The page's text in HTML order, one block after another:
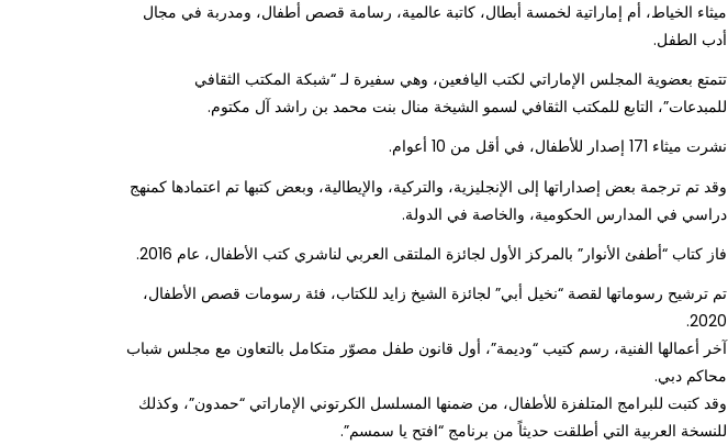
میثاء الخیاط، أم إماراتية لخمسة أبطال، كاتبة عالمیة، رسامة قصص أطفال، ومدربة في مجال
أدب الطفل.
تتمتع بعضوية المجلس الإماراتي لكتب الیافعین، وهي سفیرة لـ “شبكة المكتب الثقافي
للمبدعات”، التابع للمكتب الثقافي لسمو الشیخة منال بنت محمد بن راشد آل مكتوم.
نشرت میثاء 171 إصدار للأطفال، في أقل من 10 أعوام.
وقد تم ترجمة بعض إصداراتها إلى الإنجليزية، والتركية، والإيطالية، وبعض كتبها تم اعتمادها كمنھج
دراسي في المدارس الحكومية، والخاصة في الدولة.
فاز كتاب “أطفئ الأنوار” بالمركز الأول لجائزة الملتقى العربي لناشري كتب الأطفال، عام 2016.
تم ترشيح رسوماتها لقصة “نخیل أبي” لجائزة الشیخ زاید للكتاب، فئة رسومات قصص الأطفال،
2020.
آخر أعمالها الفنية، رسم كتيب “ودیمة”، أول قانون طفل مصوّر متكامل بالتعاون مع مجلس شباب
محاكم دبي.
وقد كتبت للبرامج المتلفزة للأطفال، من ضمنھا المسلسل الكرتوني الإماراتي “حمدون”، وكذلك
للنسخة العربیة التي أطلقت حدیثاً من برنامج “افتح یا سمسم”.